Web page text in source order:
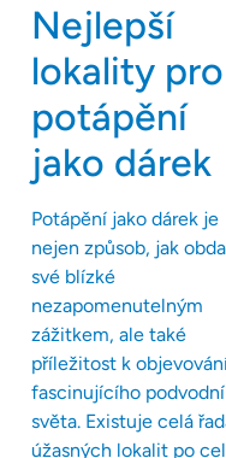
Nejlepší
lokality pro
potápění
jako dárek
Potápění jako dárek je
nejen způsob, jak
své blízké
nezapomenutelným
zážitkem, ale také
příležitost k
fascinujícího
světa. Existuje celá
úžasných lokalit po